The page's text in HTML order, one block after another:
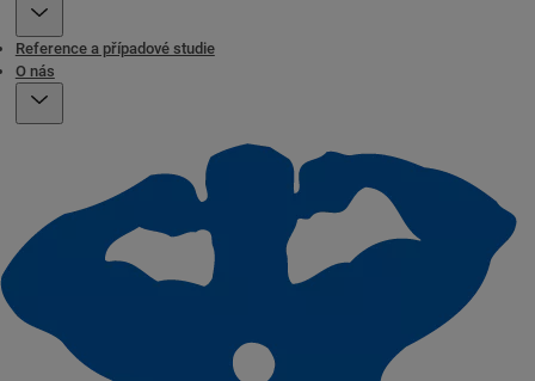
Reference a případové studie
O nás